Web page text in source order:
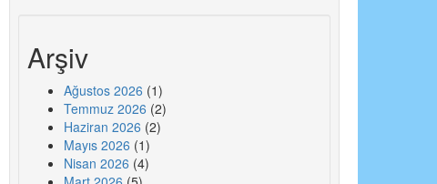
Arşiv
Ağustos 2026 (1)
Temmuz 2026 (2)
Haziran 2026 (2)
Mayıs 2026 (1)
Nisan 2026 (4)